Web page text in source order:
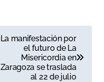
La manifestación por
el futuro de La
Misericordia en
Zaragoza se traslada
al 22 de julio